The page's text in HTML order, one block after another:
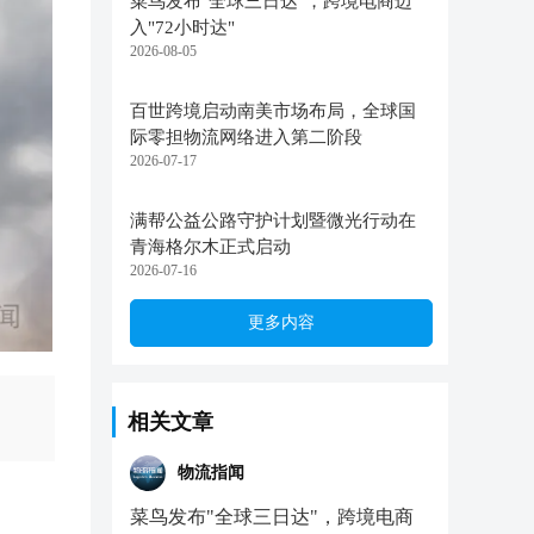
入"72小时达"
2026-08-05
百世跨境启动南美市场布局，全球国
际零担物流网络进入第二阶段
2026-07-17
满帮公益公路守护计划暨微光行动在
青海格尔木正式启动
2026-07-16
更多内容
相关文章
物流指闻
菜鸟发布"全球三日达"，跨境电商